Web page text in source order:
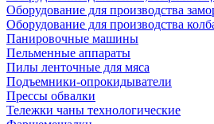
Оборудование для производства
Оборудование для производства
Панировочные машины
Пельменные аппараты
Пилы ленточные для мяса
Подъемники-опрокидыватели
Прессы обвалки
Тележки чаны технологические